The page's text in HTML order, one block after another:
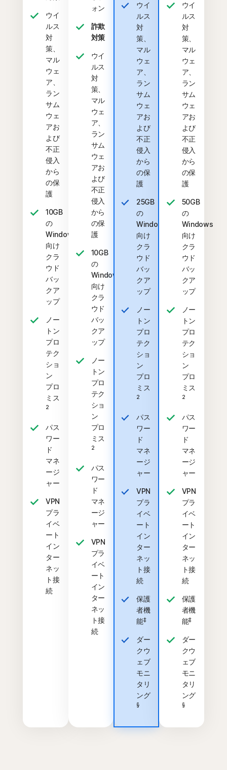
ウイ
ルス
対
策、
マル
ウェ
ア、
ラン
サム
ウェ
アお
よび
不正
侵入
から
の保
護
10GB
の
Windows
向け
クラ
ウド
バッ
クア
ップ
ノー
トン
プロ
テク
ショ
ン
プロ
ミス
2
パス
ワー
ド
マネ
ージ
ャー
VPN
プラ
イベ
ート
イン
ター
ネッ
ト接
続
ォン
詐欺
対策
ウイ
ルス
対
策、
マル
ウェ
ア、
ラン
サム
ウェ
アお
よび
不正
侵入
から
の保
護
10GB
の
Windows
向け
クラ
ウド
バッ
クア
ップ
ノー
トン
プロ
テク
ショ
ン
プロ
ミス
2
パス
ワー
ド
マネ
ージ
ャー
VPN
プラ
イベ
ート
イン
ター
ネッ
ト接
続
ウイ
ルス
対
策、
マル
ウェ
ア、
ラン
サム
ウェ
アお
よび
不正
侵入
から
の保
護
25GB
の
Windows
向け
クラ
ウド
バッ
クア
ップ
ノー
トン
プロ
テク
ショ
ン
プロ
ミス
2
パス
ワー
ド
マネ
ージ
ャー
VPN
プラ
イベ
ート
イン
ター
ネッ
ト接
続
保護
者機
能‡
ダー
クウ
ェブ
モニ
タリ
ング
§
ウイ
ルス
対
策、
マル
ウェ
ア、
ラン
サム
ウェ
アお
よび
不正
侵入
から
の保
護
50GB
の
Windows
向け
クラ
ウド
バッ
クア
ップ
ノー
トン
プロ
テク
ショ
ン
プロ
ミス
2
パス
ワー
ド
マネ
ージ
ャー
VPN
プラ
イベ
ート
イン
ター
ネッ
ト接
続
保護
者機
能‡
ダー
クウ
ェブ
モニ
タリ
ング
§